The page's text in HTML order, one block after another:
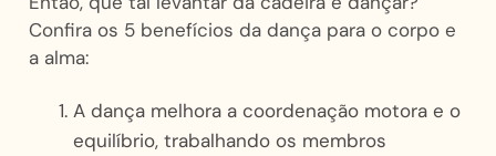
Confira os 5 benefícios da dança para o corpo e
a alma:
A dança melhora a coordenação motora e o
equilíbrio, trabalhando os membros